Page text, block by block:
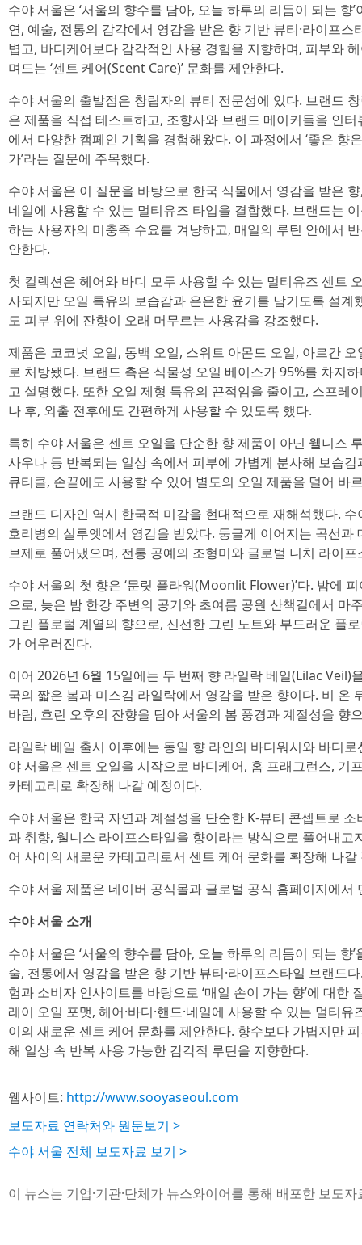
수야 서울은 ‘서울의 향수를 담아, 오늘 하루의 리듬이 되는 향
연, 예술, 전통의 감각에서 영감을 받은 향 기반 뷰티·라이프
볍고, 바디케어보다 감각적인 사용 경험을 지향하며, 피부와
며드는 ‘센트 케어(Scent Care)’ 문화를 제안한다.
수야 서울의 출발점은 창립자의 뷰티 전문성에 있다. 브랜드
은 제품을 직접 테스트하고, 조향사와 브랜드 메이커들을 인
에서 다양한 캠페인 기획을 경험해왔다. 이 과정에서 ‘좋은 향
가’라는 질문에 주목했다.
수야 서울은 이 질문을 바탕으로 한국 식물에서 영감을 받은 향
네일에 사용할 수 있는 멀티유즈 타입을 결합했다. 브랜드는
하는 사용자의 미충족 수요를 겨냥하고, 매일의 루틴 안에서
안한다.
첫 컬렉션은 헤어와 바디 모두 사용할 수 있는 멀티유즈 센트
사되지만 오일 특유의 보습감과 은은한 윤기를 남기도록 설
도 피부 위에 잔향이 오래 머무르는 사용감을 강조했다.
제품은 코코넛 오일, 동백 오일, 스위트 아몬드 오일, 아르간
로 처방됐다. 브랜드 측은 식물성 오일 베이스가 95%를 차지
고 설명했다. 또한 오일 제형 특유의 끈적임을 줄이고, 스프레
나 후, 외출 전후에도 간편하게 사용할 수 있도록 했다.
특히 수야 서울은 센트 오일을 단순한 향 제품이 아닌 웰니스
사우나 등 반복되는 일상 속에서 피부에 가볍게 분사해 보습
큐티클, 손끝에도 사용할 수 있어 별도의 오일 제품을 덜어 바
브랜드 디자인 역시 한국적 미감을 현대적으로 재해석했다.
호리병의 실루엣에서 영감을 받았다. 둥글게 이어지는 곡선
브제로 풀어냈으며, 전통 공예의 조형미와 글로벌 니치 라이
수야 서울의 첫 향은 ‘문릿 플라워(Moonlit Flower)’다. 밤에
으로, 늦은 밤 한강 주변의 공기와 초여름 공원 산책길에서 마
그린 플로럴 계열의 향으로, 신선한 그린 노트와 부드러운 플
가 어우러진다.
이어 2026년 6월 15일에는 두 번째 향 라일락 베일(Lilac Veil)
국의 짧은 봄과 미스김 라일락에서 영감을 받은 향이다. 비 온
바람, 흐린 오후의 잔향을 담아 서울의 봄 풍경과 계절성을 향
라일락 베일 출시 이후에는 동일 향 라인의 바디워시와 바디
야 서울은 센트 오일을 시작으로 바디케어, 홈 프래그런스, 기
카테고리로 확장해 나갈 예정이다.
수야 서울은 한국 자연과 계절성을 단순한 K-뷰티 콘셉트로
과 취향, 웰니스 라이프스타일을 향이라는 방식으로 풀어내고
어 사이의 새로운 카테고리로서 센트 케어 문화를 확장해 나
수야 서울 제품은 네이버 공식몰과 글로벌 공식 홈페이지에서
수야 서울 소개
수야 서울은 ‘서울의 향수를 담아, 오늘 하루의 리듬이 되는 향
술, 전통에서 영감을 받은 향 기반 뷰티·라이프스타일 브랜드
험과 소비자 인사이트를 바탕으로 ‘매일 손이 가는 향’에 대한
레이 오일 포맷, 헤어·바디·핸드·네일에 사용할 수 있는 멀티
이의 새로운 센트 케어 문화를 제안한다. 향수보다 가볍지만
해 일상 속 반복 사용 가능한 감각적 루틴을 지향한다.
웹사이트: http://www.sooyaseoul.com
보도자료 연락처와 원문보기 >
수야 서울 전체 보도자료 보기 >
이 뉴스는 기업·기관·단체가 뉴스와이어를 통해 배포한 보도